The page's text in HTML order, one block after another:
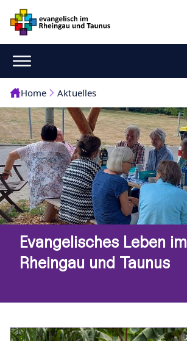
Home Aktuelles
Evangelisches Leben im
Rheingau und Taunus